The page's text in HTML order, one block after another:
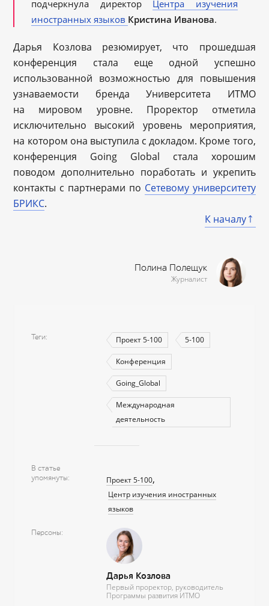
подчеркнула директор Центра изучения
иностранных языков Кристина Иванова.
Дарья Козлова резюмирует, что прошедшая
конференция стала еще одной успешно
использованной возможностью для повышения
узнаваемости бренда Университета ИТМО
на мировом уровне. Проректор отметила
исключительно высокий уровень мероприятия,
на котором она выступила с докладом. Кроме того,
конференция Going Global стала хорошим
поводом дополнительно поработать и укрепить
контакты с партнерами по Сетевому университету
БРИКС.
К началу
Полина Полещук
Журналист
Теги Проект 5-100 5-100
Конференция
Going_Global
Международная
деятельность
В статье
упомянуты
Проект 5-100
Центр изучения иностранных
языков
Персоны
Дарья Козлова
Первый проректор, руководитель
Программы развития ИТМО